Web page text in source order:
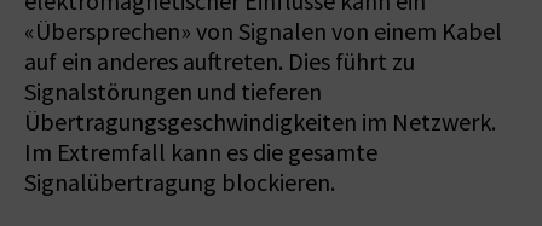
«Übersprechen» von Signalen von einem Kabel
auf ein anderes auftreten. Dies führt zu
Signalstörungen und tieferen
Übertragungsgeschwindigkeiten im Netzwerk.
Im Extremfall kann es die gesamte
Signalübertragung blockieren.